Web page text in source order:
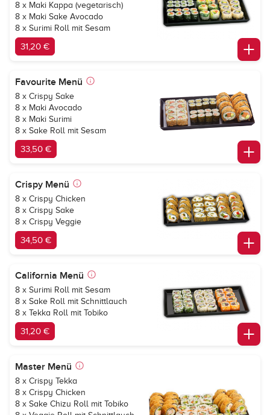
8 x Maki Kappa (vegetarisch)
8 x Maki Sake Avocado
8 x Surimi Roll mit Sesam
31,20 €
Favourite Menü
8 x Crispy Sake
8 x Maki Avocado
8 x Maki Surimi
8 x Sake Roll mit Sesam
33,50 €
Crispy Menü
8 x Crispy Chicken
8 x Crispy Sake
8 x Crispy Veggie
34,50 €
California Menü
8 x Surimi Roll mit Sesam
8 x Sake Roll mit Schnittlauch
8 x Tekka Roll mit Tobiko
31,20 €
Master Menü
8 x Crispy Tekka
8 x Crispy Chicken
8 x Sake Chizu Roll mit Tobiko